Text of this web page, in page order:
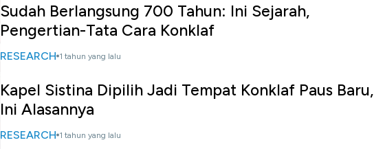
Sudah Berlangsung 700 Tahun: Ini Sejarah,
Pengertian-Tata Cara Konklaf
RESEARCH 1 tahun yang lalu
Kapel Sistina Dipilih Jadi Tempat Konklaf Paus Baru,
Ini Alasannya
RESEARCH 1 tahun yang lalu